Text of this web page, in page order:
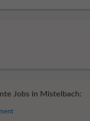
Jobs in Mistelbach: